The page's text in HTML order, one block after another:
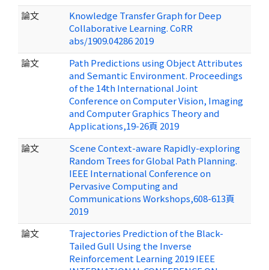
論文
Knowledge Transfer Graph for Deep
Collaborative Learning. CoRR
abs/1909.04286 2019
論文
Path Predictions using Object Attributes
and Semantic Environment. Proceedings
of the 14th International Joint
Conference on Computer Vision, Imaging
and Computer Graphics Theory and
Applications,19-26頁 2019
論文
Scene Context-aware Rapidly-exploring
Random Trees for Global Path Planning.
IEEE International Conference on
Pervasive Computing and
Communications Workshops,608-613頁
2019
論文
Trajectories Prediction of the Black-
Tailed Gull Using the Inverse
Reinforcement Learning 2019 IEEE